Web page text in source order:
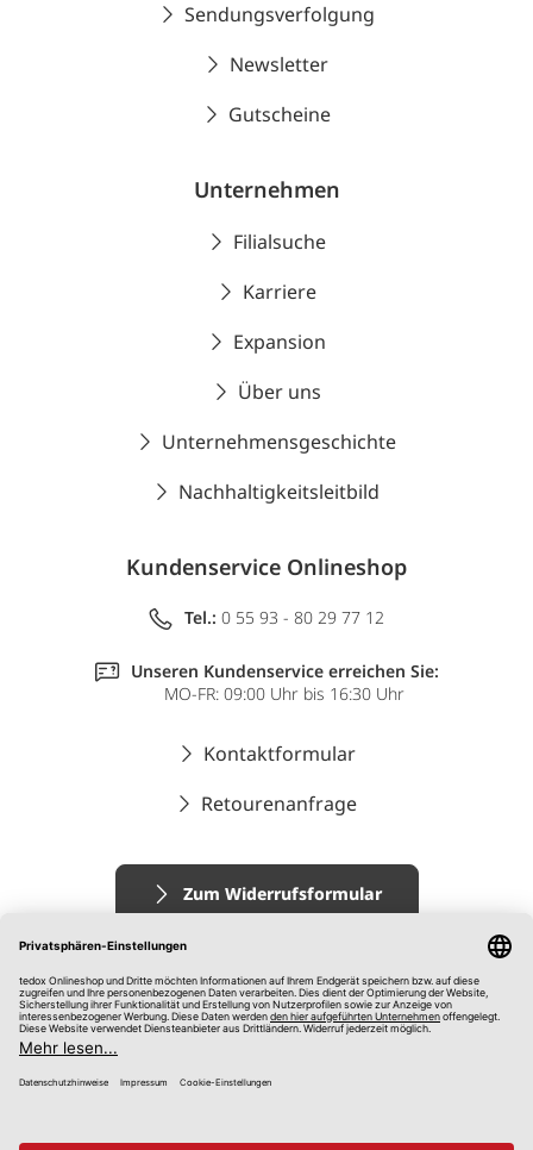
Sendungsverfolgung
Newsletter
Gutscheine
Unternehmen
Filialsuche
Karriere
Expansion
Über uns
Unternehmensgeschichte
Nachhaltigkeitsleitbild
Kundenservice Onlineshop
Tel.: 0 55 93 - 80 29 77 12
Unseren Kundenservice erreichen Sie:
MO-FR: 09:00 Uhr bis 16:30 Uhr
Kontaktformular
Retourenanfrage
Zum Widerrufsformular
Impressum
AGB
Datenschutz